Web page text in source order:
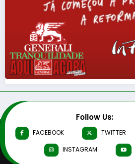
Follow Us:
FACEBOOK TWITTER
INSTAGRAM